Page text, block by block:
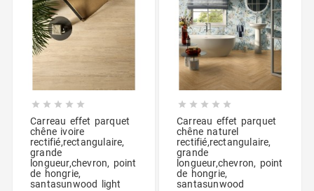
    
Carreau effet parquet
chêne ivoire
rectifié,rectangulaire,
grande
longueur,chevron, point
de hongrie,
santasunwood light
    
Carreau effet parquet
chêne naturel
rectifié,rectangulaire,
grande
longueur,chevron, point
de hongrie,
santasunwood